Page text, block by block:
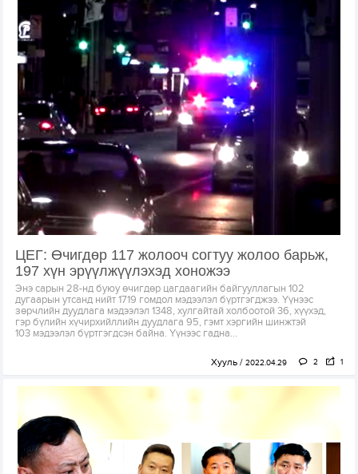
ЦЕГ: Өчигдөр 117 жолооч согтуу жолоо барьж,
197 хүн эрүүлжүүлэхэд хоножээ
Энэ сарын 28-нд буюу өчигдөр цагдаагийн байгууллагын 102
дугаарын утсанд нийт 1719 гомдол мэдээлэл бүртгэгджээ. Үүнээс
зөрчлийн дуудлага мэдээлэл 1348, хулгайтай холбоотой 36, хүүхэд,
гэр бүлийн хүчирхийллийн дуудлага 95, гэмт хэргийн шинжтэй
103 мэдээлэл бүртгэгдсэн байна. Үүнээс гадна...
Хууль 2022.04.29 2 1